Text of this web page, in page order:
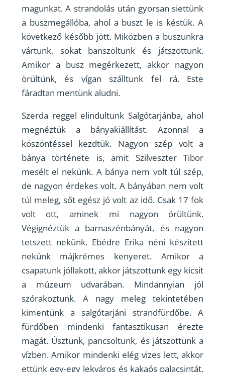
magunkat. A strandolás után gyorsan siettünk
a buszmegállóba, ahol a buszt le is késtük. A
következő később jött. Miközben a buszunkra
vártunk, sokat banszoltunk és játszottunk.
Amikor a busz megérkezett, akkor nagyon
örültünk, és vígan szálltunk fel rá. Este
fáradtan mentünk aludni.
Szerda reggel elindultunk Salgótarjánba, ahol
megnéztük a bányakiállítást. Azonnal a
köszöntéssel kezdtük. Nagyon szép volt a
bánya története is, amit Szilveszter Tibor
mesélt el nekünk. A bánya nem volt túl szép,
de nagyon érdekes volt. A bányában nem volt
túl meleg, sőt egész jó volt az idő. Csak 17 fok
volt ott, aminek mi nagyon örültünk.
Végignéztük a barnaszénbányát, és nagyon
tetszett nekünk. Ebédre Erika néni készített
nekünk májkrémes kenyeret. Amikor a
csapatunk jóllakott, akkor játszottunk egy kicsit
a múzeum udvarában. Mindannyian jól
szórakoztunk. A nagy meleg tekintetében
kimentünk a salgótarjáni strandfürdőbe. A
fürdőben mindenki fantasztikusan érezte
magát. Úsztunk, pancsoltunk, és játszottunk a
vízben. Amikor mindenki elég vizes lett, akkor
ettünk egy-egy lekváros és kakaós palacsintát.